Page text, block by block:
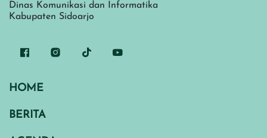
Dinas Komunikasi dan Informatika
Kabupaten Sidoarjo
HOME
BERITA